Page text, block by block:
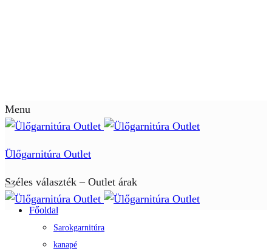
Menu
Ülőgarnitúra Outlet
Széles választék – Outlet árak
Főoldal
Sarokgarnitúra
kanapé